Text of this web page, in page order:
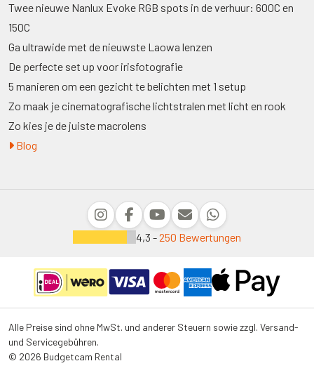
Twee nieuwe Nanlux Evoke RGB spots in de verhuur: 600C en
150C
Ga ultrawide met de nieuwste Laowa lenzen
De perfecte set up voor irisfotografie
5 manieren om een gezicht te belichten met 1 setup
Zo maak je cinematografische lichtstralen met licht en rook
Zo kies je de juiste macrolens
Blog
4,3 -250 Bewertungen
Alle Preise sind ohne MwSt. und anderer Steuern sowie zzgl. Versand-
und Servicegebühren.
© 2026 Budgetcam Rental